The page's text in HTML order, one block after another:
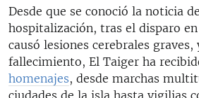
Desde que se conoció la noticia
hospitalización, tras el disparo en
causó lesiones cerebrales graves,
fallecimiento, El Taiger ha
homenajes, desde marchas
ciudades de la isla hasta vigilias